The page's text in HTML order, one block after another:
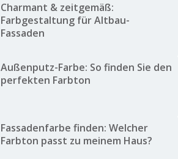
Charmant & zeitgemäß:
Farbgestaltung für Altbau-
Fassaden
Außenputz-Farbe: So finden Sie den
perfekten Farbton
Fassadenfarbe finden: Welcher
Farbton passt zu meinem Haus?